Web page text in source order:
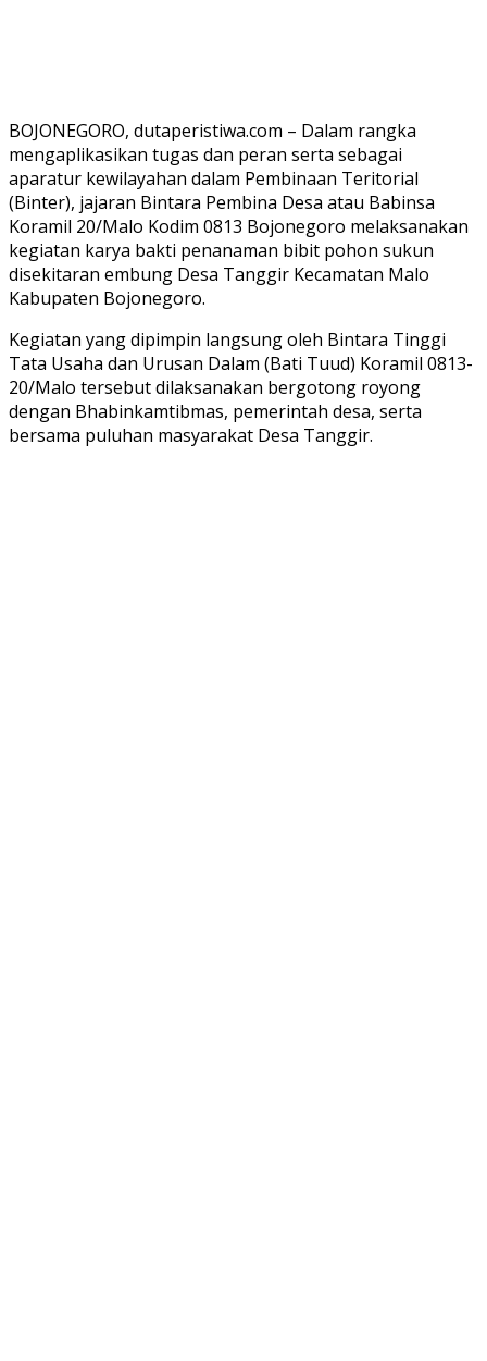
BOJONEGORO, dutaperistiwa.com – Dalam rangka
mengaplikasikan tugas dan peran serta sebagai
aparatur kewilayahan dalam Pembinaan Teritorial
(Binter), jajaran Bintara Pembina Desa atau Babinsa
Koramil 20/Malo Kodim 0813 Bojonegoro melaksanakan
kegiatan karya bakti penanaman bibit pohon sukun
disekitaran embung Desa Tanggir Kecamatan Malo
Kabupaten Bojonegoro.
Kegiatan yang dipimpin langsung oleh Bintara Tinggi
Tata Usaha dan Urusan Dalam (Bati Tuud) Koramil 0813-
20/Malo tersebut dilaksanakan bergotong royong
dengan Bhabinkamtibmas, pemerintah desa, serta
bersama puluhan masyarakat Desa Tanggir.